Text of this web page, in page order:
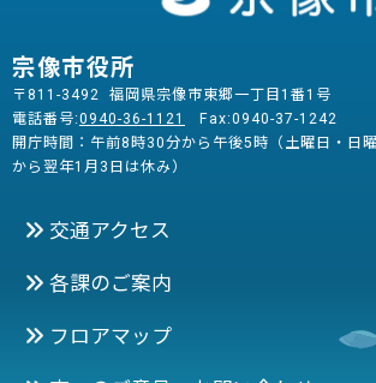
宗像市役所
〒811-3492 福岡県宗像市東郷一丁目1番1号
電話番号:0940-36-1121
Fax:0940-37-1242
開庁時間：午前8時30分から午後5時（土曜日・日
から翌年1月3日は休み）
交通アクセス
各課のご案内
フロアマップ